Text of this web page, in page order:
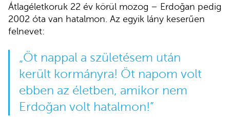
Átlagéletkoruk 22 év körül mozog – Erdoğan pedig
2002 óta van hatalmon. Az egyik lány keserűen
felnevet:
„Öt nappal a születésem után
került kormányra! Öt napom volt
ebben az életben, amikor nem
Erdoğan volt hatalmon!”